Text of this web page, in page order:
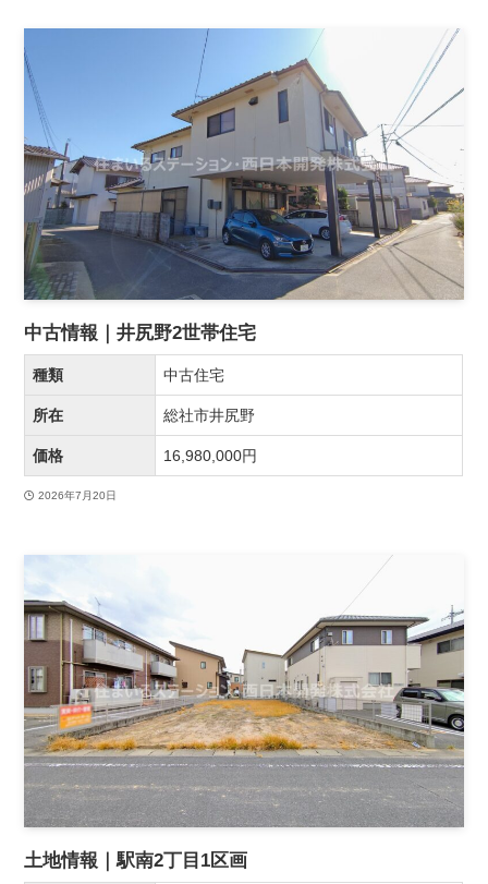
中古情報｜井尻野2世帯住宅
種類 中古住宅
所在 総社市井尻野
価格 16,980,000円
2026年7月20日
土地情報｜駅南2丁目1区画